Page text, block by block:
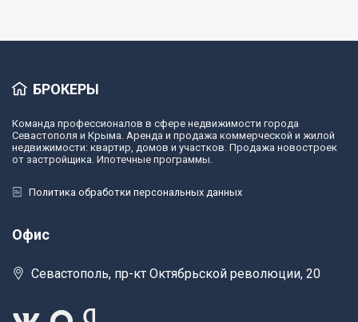
БРОКЕРЫ
Команда профессионалов в сфере недвижимости города
Севастополя и Крыма. Аренда и продажа коммерческой и жилой
недвижимости: квартир, домов и участков. Продажа новостроек
от застройщика. Ипотечные программы.
Политика обработки персональных данных
Офис
Севастополь, пр-кт Октябрьской революции, 20